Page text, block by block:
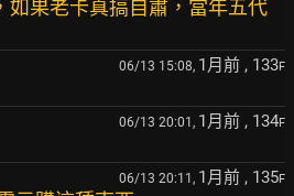
如果老卡真搞自肅，當年五代
06/13 15:08, 1月前 , 133F
06/13 20:01, 1月前 , 134F
06/13 20:11, 1月前 , 135F